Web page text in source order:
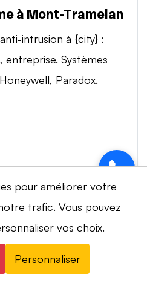
à Mont-Tramelan
intrusion à {city} :
Systèmes
Paradox.
à Mont-Tramelan
de vidéosurveillance à
smartphone,
pour améliorer votre
trafic. Vous pouvez
vos choix.
Personnaliser